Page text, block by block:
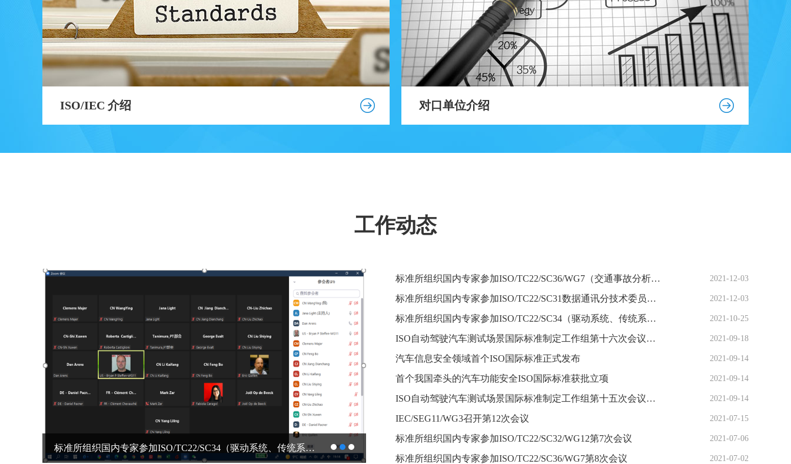
ISO/IEC 介绍 对口单位介绍
工作动态
标准所组织国内专家参加ISO/TC22/SC34（驱动系统、传统系统及传动液分技术委员会）第8次年会
2021-12-03
标准所组织国内专家参加ISO/TC22/SC36/WG7（交通事故分析方法工作组）系列会议
2021-12-03
标准所组织国内专家参加ISO/TC22/SC31数据通讯分技术委员会第15次全体会议
2021-10-25
标准所组织国内专家参加ISO/TC22/SC34（驱动系统、传统系统及传动液分技术委员会）第8次年会
2021-09-18
ISO自动驾驶汽车测试场景国际标准制定工作组第十六次会议顺利召开
2021-09-14
汽车信息安全领域首个ISO国际标准正式发布
2021-09-14
首个我国牵头的汽车功能安全ISO国际标准获批立项
2021-09-14
ISO自动驾驶汽车测试场景国际标准制定工作组第十五次会议顺利召开
2021-07-15
IEC/SEG11/WG3召开第12次会议
2021-07-06
标准所组织国内专家参加ISO/TC22/SC32/WG12第7次会议
2021-07-02
标准所组织国内专家参加ISO/TC22/SC36/WG7第8次会议